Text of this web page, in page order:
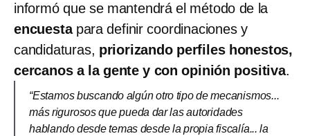
informó que se mantendrá el método de la
encuestapara definir coordinaciones y
candidaturas, priorizando perfiles honestos,
cercanos a la gente y con opinión positiva.
“Estamos buscando algún otro tipo de mecanismos...
más rigurosos que pueda dar las autoridades
hablando desde temas desde la propia fiscalía... la